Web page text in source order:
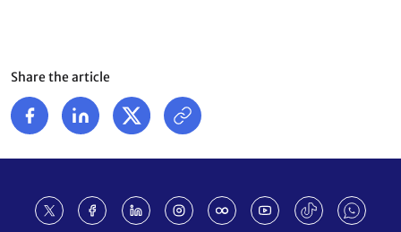
Share the article